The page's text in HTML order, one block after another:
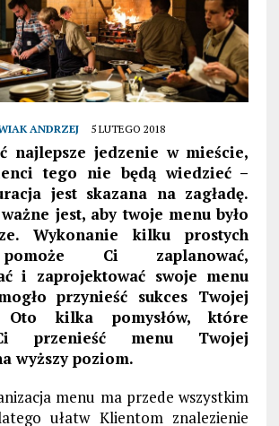
ANDRZEJ 5 LUTEGO 2018
najlepsze jedzenie w mieście,
tego nie będą wiedzieć –
jest skazana na zagładę.
jest, aby twoje menu było
Wykonanie kilku prostych
Ci zaplanować,
i zaprojektować swoje menu
przynieść sukces Twojej
Oto kilka pomysłów, które
przenieść menu Twojej
wyższy poziom.
menu ma przede wszystkim
ułatw Klientom znalezienie